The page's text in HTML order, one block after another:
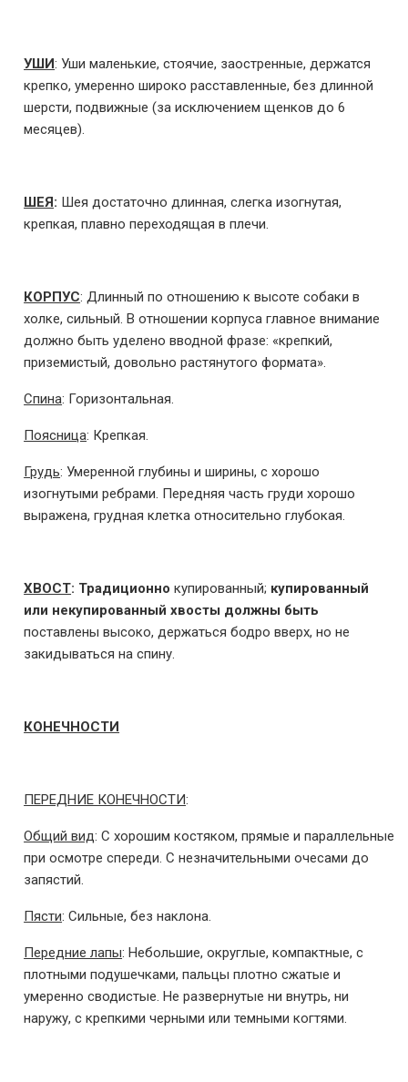
УШИ: Уши маленькие, стоячие, заостренные, держатся
крепко, умеренно широко расставленные, без длинной
шерсти, подвижные (за исключением щенков до 6
месяцев).
ШЕЯ: Шея достаточно длинная, слегка изогнутая,
крепкая, плавно переходящая в плечи.
КОРПУС: Длинный по отношению к высоте собаки в
холке, сильный. В отношении корпуса главное внимание
должно быть уделено вводной фразе: «крепкий,
приземистый, довольно растянутого формата».
Спина: Горизонтальная.
Поясница: Крепкая.
Грудь: Умеренной глубины и ширины, с хорошо
изогнутыми ребрами. Передняя часть груди хорошо
выражена, грудная клетка относительно глубокая.
ХВОСТ: Традиционно купированный; купированный
или некупированный хвосты должны быть
поставлены высоко, держаться бодро вверх, но не
закидываться на спину.
КОНЕЧНОСТИ
ПЕРЕДНИЕ КОНЕЧНОСТИ:
Общий вид: С хорошим костяком, прямые и параллельные
при осмотре спереди. С незначительными очесами до
запястий.
Пясти: Сильные, без наклона.
Передние лапы: Небольшие, округлые, компактные, с
плотными подушечками, пальцы плотно сжатые и
умеренно сводистые. Не развернутые ни внутрь, ни
наружу, с крепкими черными или темными когтями.